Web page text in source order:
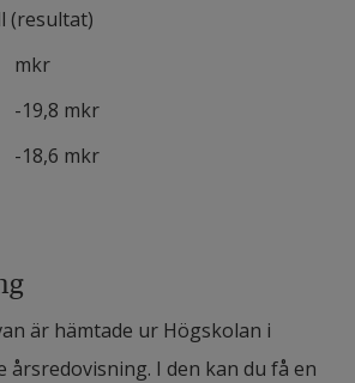
(resultat)
mkr
-19,8 mkr
-18,6 mkr
är hämtade ur Högskolan i
årsredovisning. I den kan du få en